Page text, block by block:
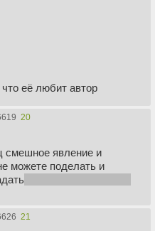
её любит автор
20
смешное явление и
можете поделать и
21